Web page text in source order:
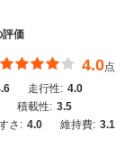
評価
4.0点
走行性: 4.0
積載性: 3.5
さ: 4.0 維持費: 3.1